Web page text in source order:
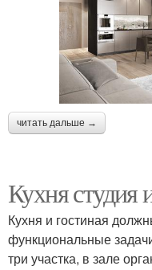
читать дальше →
Кухня студия
Кухня и гостиная
функциональные
три участка, в зале